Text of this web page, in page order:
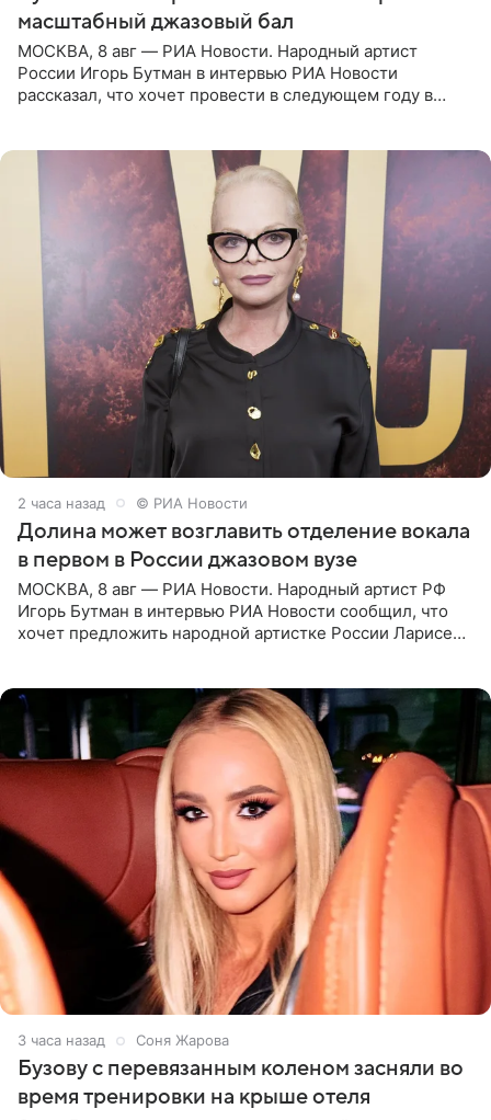
масштабный джазовый бал
МОСКВА, 8 авг — РИА Новости. Народный артист
России Игорь Бутман в интервью РИА Новости
рассказал, что хочет провести в следующем году в
2 часа назад © РИА Новости
Долина может возглавить отделение вокала
в первом в России джазовом вузе
МОСКВА, 8 авг — РИА Новости. Народный артист РФ
Игорь Бутман в интервью РИА Новости сообщил, что
хочет предложить народной артистке России Ларисе
3 часа назад Соня Жарова
Бузову с перевязанным коленом засняли во
время тренировки на крыше отеля